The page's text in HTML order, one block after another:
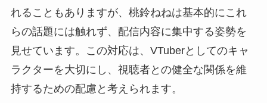
れることもありますが、桃鈴ねねは基本的にこれ
らの話題には触れず、配信内容に集中する姿勢を
見せています。この対応は、VTuberとしてのキャ
ラクターを大切にし、視聴者との健全な関係を維
持するための配慮と考えられます。